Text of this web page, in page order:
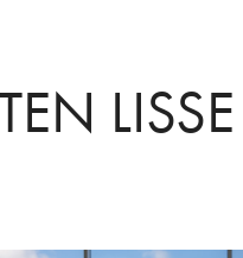
LISSE